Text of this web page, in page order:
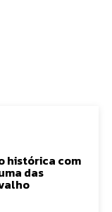
histórica com
das